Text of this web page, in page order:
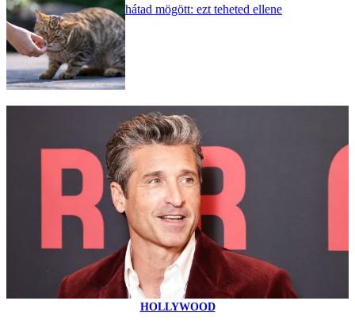
hátad mögött: ezt teheted ellene
HOLLYWOOD